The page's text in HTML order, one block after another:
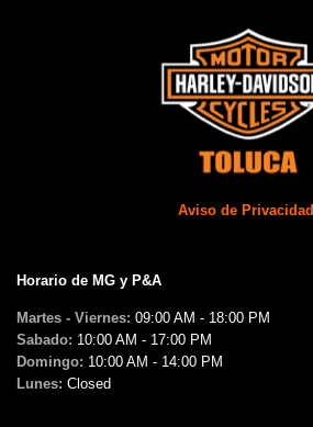
Aviso de Privacidad
Horario de MG y P&A
Martes - Viernes: 09:00 AM - 18:00 PM
Sabado: 10:00 AM - 17:00 PM
Domingo: 10:00 AM - 14:00 PM
Lunes: Closed